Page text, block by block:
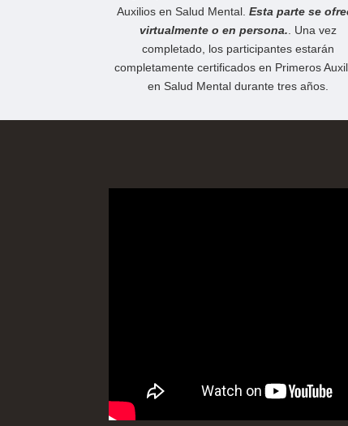
Auxilios en Salud Mental.Esta parte se
virtualmente o en persona. . Una vez
completado, los participantes estarán
completamente certificados en Primeros
en Salud Mental durante tres años.